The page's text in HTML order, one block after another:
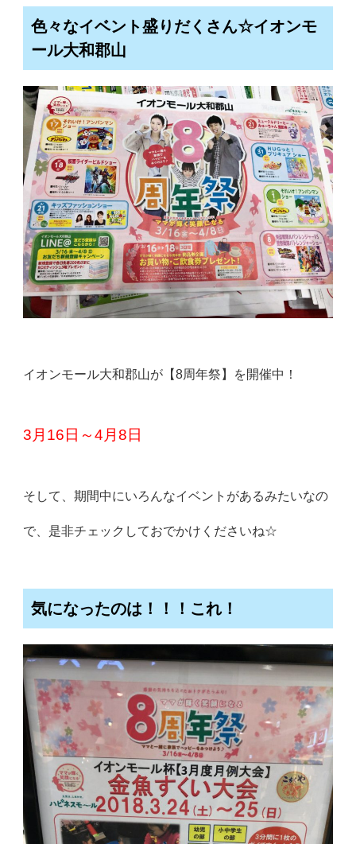
色々なイベント盛りだくさん☆イオンモ
ール大和郡山
イオンモール大和郡山が【8周年祭】を開催中！
3月16日～4月8日
そして、期間中にいろんなイベントがあるみたいなの
で、是非チェックしておでかけくださいね☆
気になったのは！！！これ！